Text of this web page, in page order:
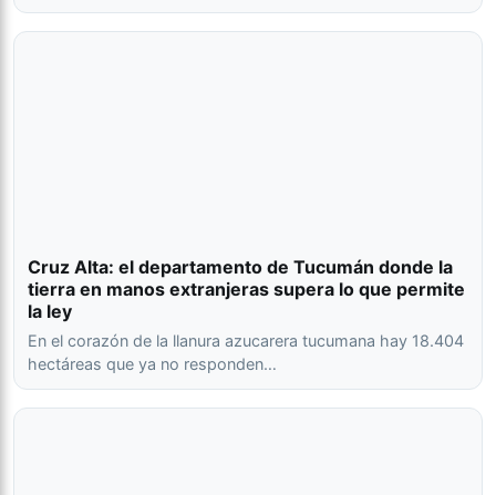
Cruz Alta: el departamento de Tucumán donde la
tierra en manos extranjeras supera lo que permite
la ley
En el corazón de la llanura azucarera tucumana hay 18.404
hectáreas que ya no responden…